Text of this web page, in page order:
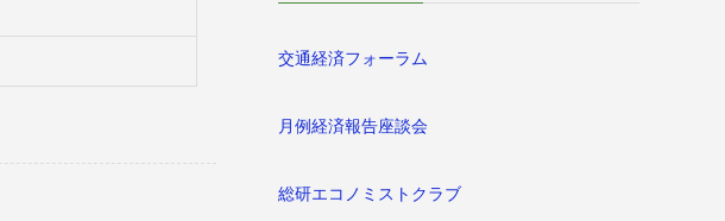
交通経済フォーラム
月例経済報告座談会
総研エコノミストクラブ